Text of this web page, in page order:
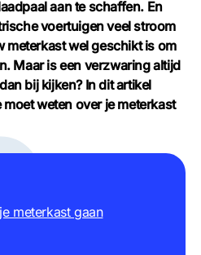
aan te schaffen. En
voertuigen veel stroom
meterkast wel geschikt is om
Maar is een verzwaring altijd
bij kijken? In dit artikel
weten over je meterkast
meterkast gaan